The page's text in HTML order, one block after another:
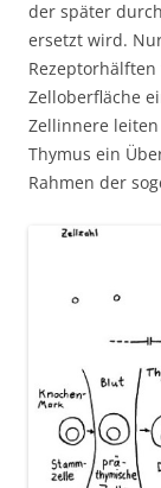
der später
ersetzt wird.
Zelloberfläche
Zellinnere
Thymus ein
Rahmen der